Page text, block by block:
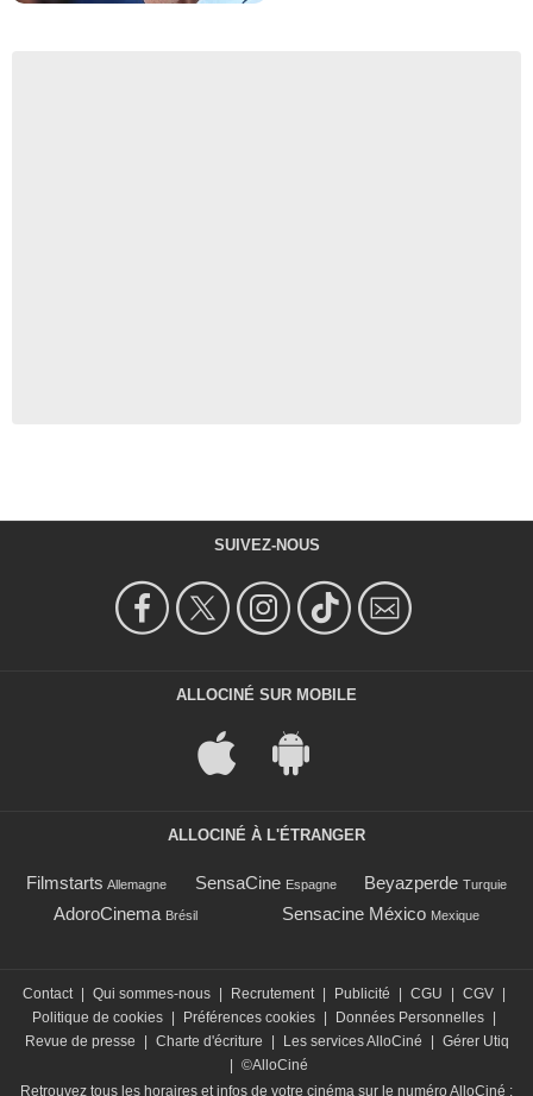
SUIVEZ-NOUS
ALLOCINÉ SUR MOBILE
ALLOCINÉ À L'ÉTRANGER
Filmstarts Allemagne SensaCine Espagne Beyazperde Turquie
AdoroCinema Brésil Sensacine México Mexique
Contact | Qui sommes-nous | Recrutement | Publicité | CGU | CGV |
Politique de cookies | Préférences cookies | Données Personnelles |
Revue de presse
| Charte d'écriture | Les services AlloCiné | Gérer Utiq
| ©AlloCiné
Retrouvez tous les horaires et infos de votre cinéma sur le numéro AlloCiné :